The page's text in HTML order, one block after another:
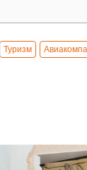
Туризм